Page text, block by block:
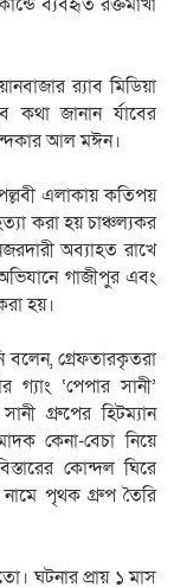
র‍্যাব মিডিয়া
জানান র্যাবের
আল মঈন।
এলাকায় কতিপয়
করা হয় চাঞ্চল্যকর
অব্যাহত রাখে
গাজীপুর এবং
হয়।
বলেন, গ্রেফতারকৃতরা
‘পেপার সানী’
গ্রুপের হিটম্যান
কেনা-বেচা নিয়ে
কোন্দল ঘিরে
নামে পৃথক গ্রুপ তৈরি
ঘটনার প্রায় ১ মাস